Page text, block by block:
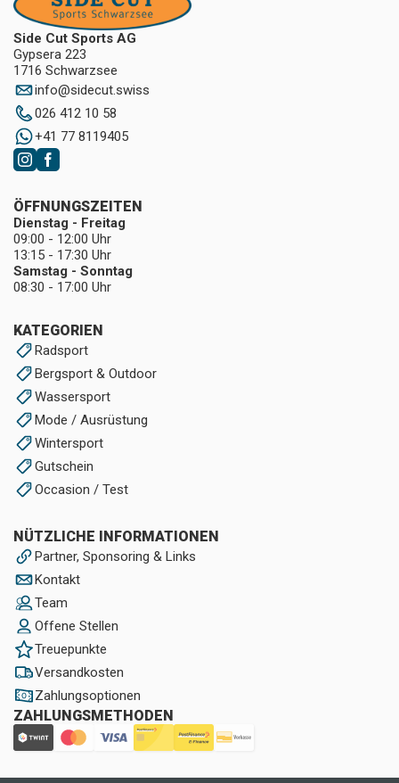
Side Cut Sports AG
Gypsera 223
1716 Schwarzsee
info@sidecut.swiss
026 412 10 58
+41 77 8119405
KATEGORIEN
Radsport
Bergsport & Outdoor
Wassersport
Mode / Ausrüstung
Wintersport
Gutschein
Occasion / Test
NÜTZLICHE INFORMATIONEN
Partner, Sponsoring & Links
Kontakt
Team
Offene Stellen
Treuepunkte
Versandkosten
Zahlungsoptionen
ZAHLUNGSMETHODEN
ÖFFNUNGSZEITEN
Dienstag - Freitag
09:00 - 12:00 Uhr
13:15 - 17:30 Uhr
Samstag - Sonntag
08:30 - 17:00 Uhr